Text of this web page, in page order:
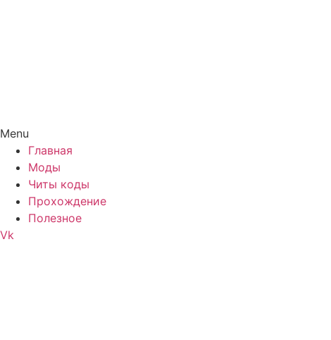
Menu
Главная
Моды
Читы коды
Прохождение
Полезное
Vk